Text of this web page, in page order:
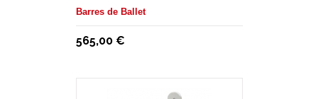
RODES. MODEL ISA
Barres de Ballet
565,00 €